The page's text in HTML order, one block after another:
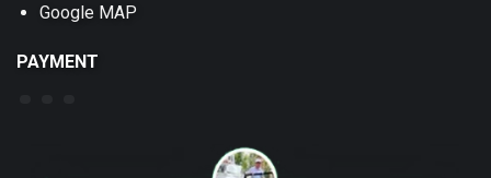
Google MAP
PAYMENT